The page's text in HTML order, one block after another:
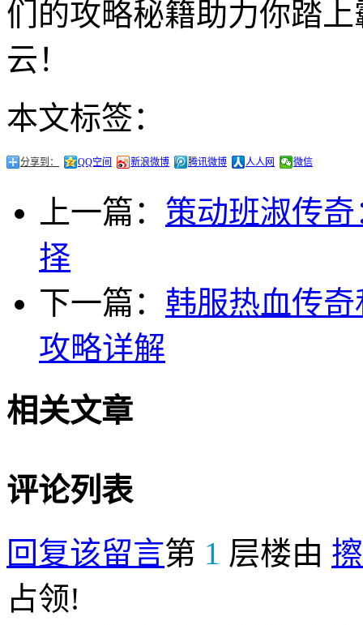
们的攻略秘籍助力你踏
云！
本文标签：
分享到： QQ空间 新浪微博 腾讯微博 人人网 微信
上一篇： 策动班淑传
择
下一篇： 韩服热血传
攻略详解
相关文章
评论列表
回复该留言第 1 层楼由
占领!